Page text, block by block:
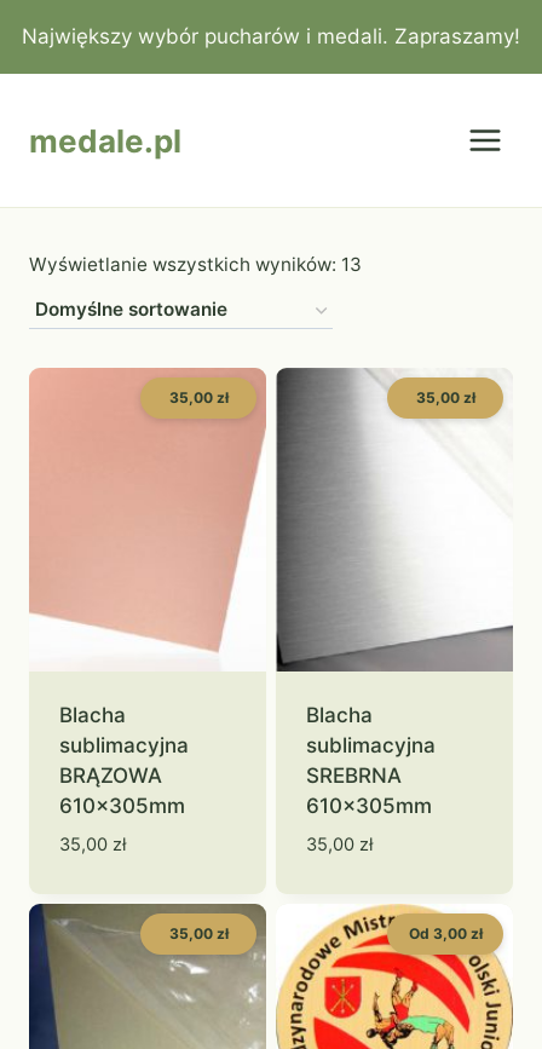
do
treści
Największy wybór pucharów i medali. Zapraszamy!
medale.pl
Wyświetlanie wszystkich wyników: 13
35,00 zł
Blacha
sublimacyjna
BRĄZOWA
610x305mm
35,00 zł
35,00 zł
Blacha
sublimacyjna
SREBRNA
610x305mm
35,00 zł
35,00 zł Od 3,00 zł